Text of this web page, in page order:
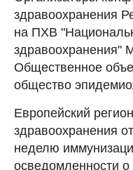
здравоохранения
на ПХВ
здравоохранения"
Общественное
общество
Европейский
здравоохранения
неделю
осведомленности